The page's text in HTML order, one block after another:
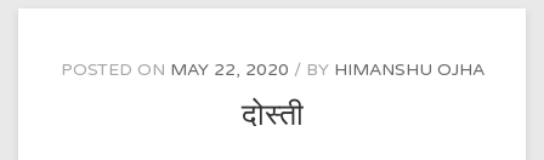
POSTED ON MAY 22, 2020 BY HIMANSHU OJHA
दोस्ती